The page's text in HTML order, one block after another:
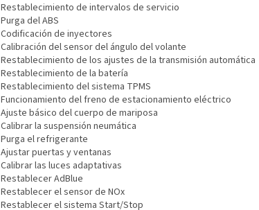
Restablecimiento de intervalos de servicio
Purga del ABS
Codificación de inyectores
Calibración del sensor del ángulo del volante
Restablecimiento de los ajustes de la transmisión automática
Restablecimiento de la batería
Restablecimiento del sistema TPMS
Funcionamiento del freno de estacionamiento eléctrico
Ajuste básico del cuerpo de mariposa
Calibrar la suspensión neumática
Purga el refrigerante
Ajustar puertas y ventanas
Calibrar las luces adaptativas
Restablecer AdBlue
Restablecer el sensor de NOx
Restablecer el sistema Start/Stop